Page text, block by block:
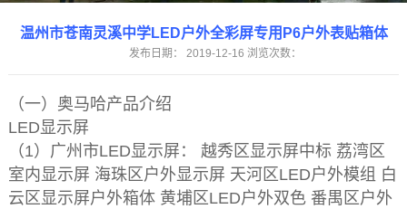
温州市苍南灵溪中学LED户外全彩屏专用P6户外表贴箱体
发布日期： 2019-12-16 浏览次数：
（一）奥马哈产品介绍
LED显示屏
（1）广州市LED显示屏： 越秀区显示屏中标 荔湾区
室内显示屏 海珠区户外显示屏 天河区LED户外模组 白
云区显示屏户外箱体 黄埔区LED户外双色 番禺区户外